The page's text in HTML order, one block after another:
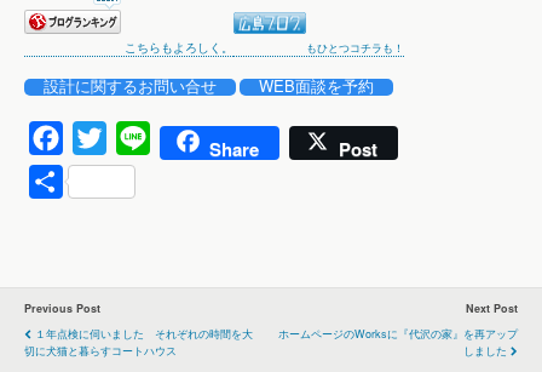
こちらもよろしく。 もひとつコチラも！
設計に関するお問い合せ WEB面談を予約
a
c
o
o
w
i
r
L
Share Post
共
Previous Post
１年点検に伺いました それぞれの時間を大
切に犬猫と暮らすコートハウス
Next Post
ホームページのWorksに『代沢の家』を再アップ
しました